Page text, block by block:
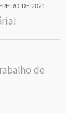
DE 2021
de